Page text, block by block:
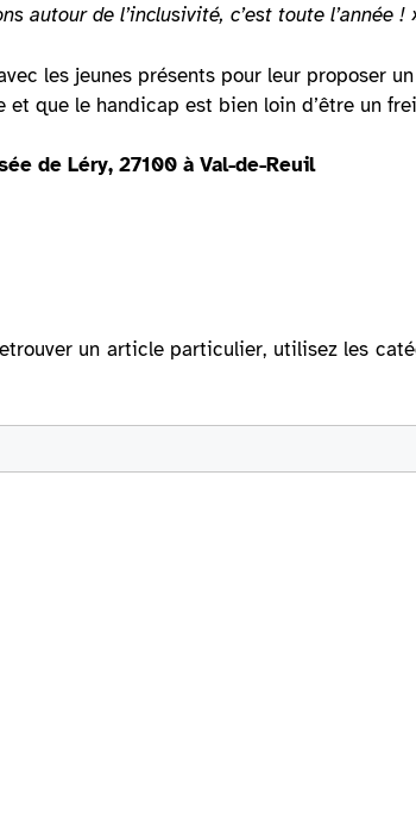
autour de l’inclusivité, c’est toute l’année !
les jeunes présents pour leur proposer
que le handicap est bien loin d’être un
de Léry, 27100 à Val-de-Reuil
un article particulier, utilisez les